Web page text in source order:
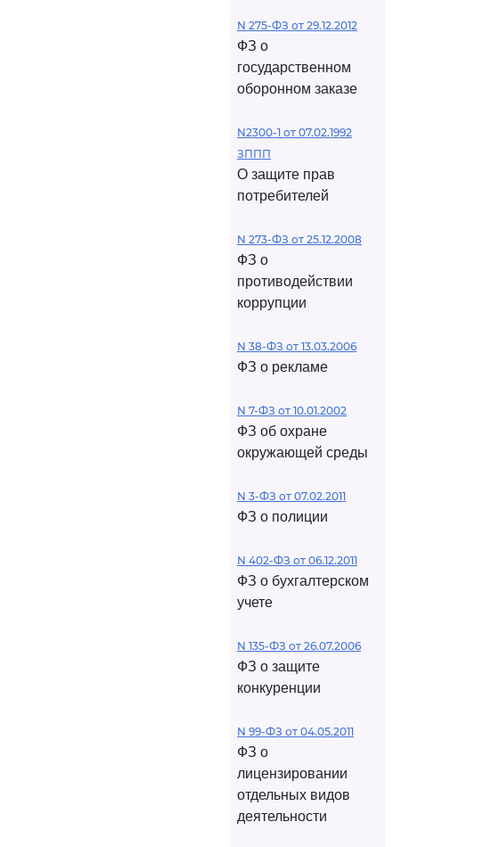
N 275-ФЗ от 29.12.2012
ФЗ о
государственном
оборонном заказе
N2300-1 от 07.02.1992
ЗППП
О защите прав
потребителей
N 273-ФЗ от 25.12.2008
ФЗ о
противодействии
коррупции
N 38-ФЗ от 13.03.2006
ФЗ о рекламе
N 7-ФЗ от 10.01.2002
ФЗ об охране
окружающей среды
N 3-ФЗ от 07.02.2011
ФЗ о полиции
N 402-ФЗ от 06.12.2011
ФЗ о бухгалтерском
учете
N 135-ФЗ от 26.07.2006
ФЗ о защите
конкуренции
N 99-ФЗ от 04.05.2011
ФЗ о
лицензировании
отдельных видов
деятельности